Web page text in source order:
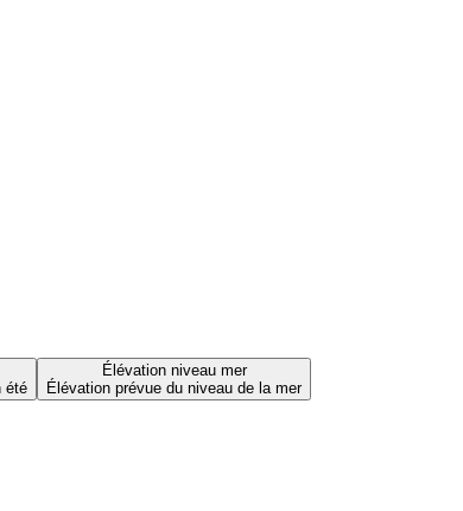
été
Élévation niveau mer
Élévation prévue du niveau de la mer